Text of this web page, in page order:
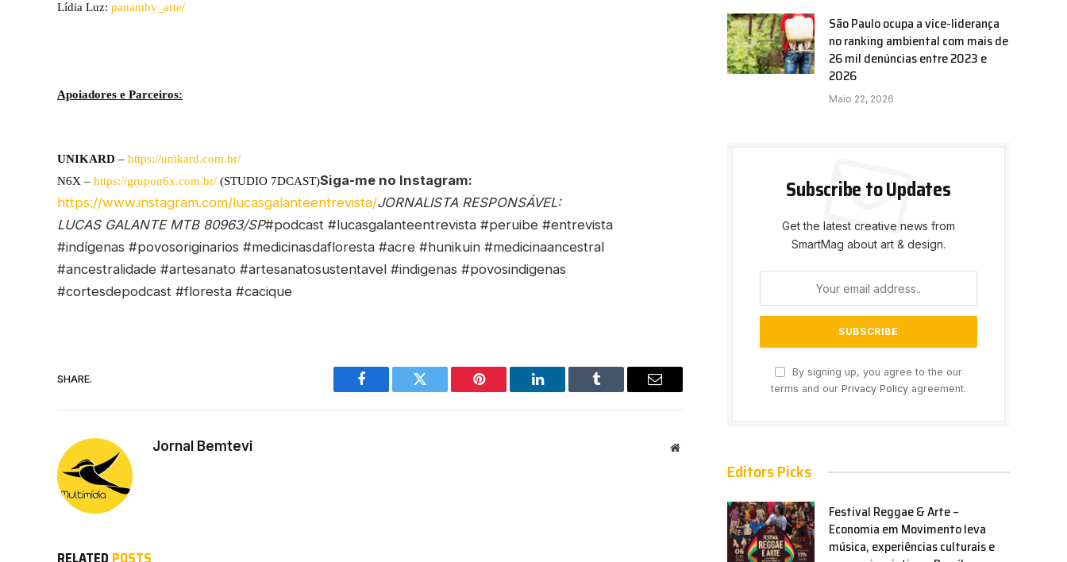
Lídia Luz: panamby_arte/
Apoiadores e Parceiros:
UNIKARD – https://unikard.com.br/
N6X – https://grupon6x.com.br/ (STUDIO 7DCAST)Siga-me no Instagram:
https://www.instagram.com/lucasgalanteentrevista/JORNALISTA RESPONSÁVEL:
LUCAS GALANTE MTB 80963/SP#podcast #lucasgalanteentrevista #peruibe #entrevista
#indígenas #povosoriginarios #medicinasdafloresta #acre #hunikuin #medicinaancestral
#ancestralidade #artesanato #artesanatosustentavel #indigenas #povosindigenas
#cortesdepodcast #floresta #cacique
SHARE.
Facebook Twitter Pinterest LinkedIn Tumblr Email
Jornal Bemtevi Website
São Paulo ocupa a vice-liderança
no ranking ambiental com mais de
26 mil denúncias entre 2023 e
2026
Maio 22, 2026
Subscribe to Updates
Get the latest creative news from
SmartMag about art & design.
By signing up, you agree to the our
terms and our Privacy Policy agreement.
Editors Picks
Festival Reggae & Arte –
Economia em Movimento leva
música, experiências culturais e